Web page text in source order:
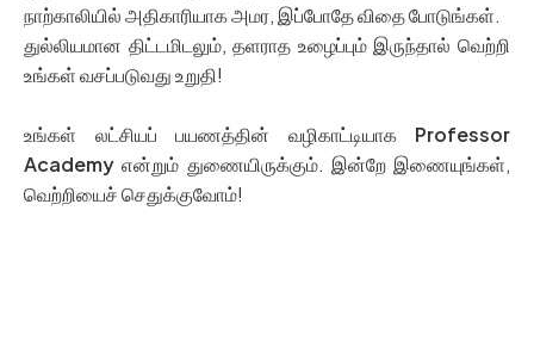
நாற்காலியில் அதிகாரியாக அமர, இப்போதே விதை போடுங்கள்.
துல்லியமான திட்டமிடலும், தளராத உழைப்பும் இருந்தால் வெற்றி
உங்கள் வசப்படுவது உறுதி!
உங்கள் லட்சியப் பயணத்தின் வழிகாட்டியாக Professor
Academy என்றும் துணையிருக்கும். இன்றே இணையுங்கள்,
வெற்றியைச் செதுக்குவோம்!